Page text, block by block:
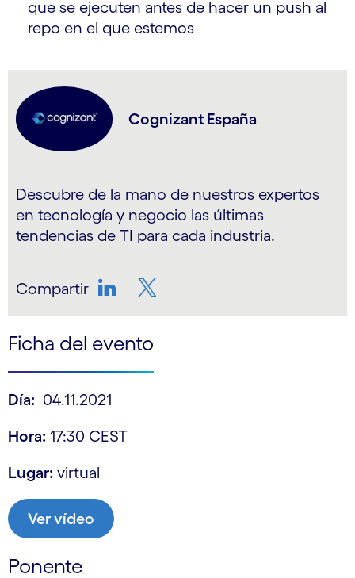
que se ejecuten antes de hacer un push al
repo en el que estemos
Cognizant España
Descubre de la mano de nuestros expertos
en tecnología y negocio las últimas
tendencias de TI para cada industria.
Compartir
Ficha del evento
Día: 04.11.2021
Hora: 17:30 CEST
Lugar: virtual
Ver vídeo
Ponente